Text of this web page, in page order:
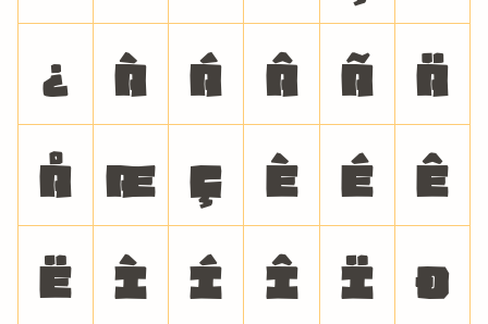
¿
À Á Â Ã
Ä
Å
Æ Ç È É
Ê
Ë
Ì Í Î Ï
Ð